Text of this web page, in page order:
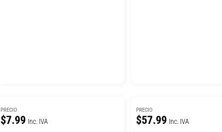
PRECIO
$7.99 Inc. IVA
PRECIO
$57.99 Inc. IVA